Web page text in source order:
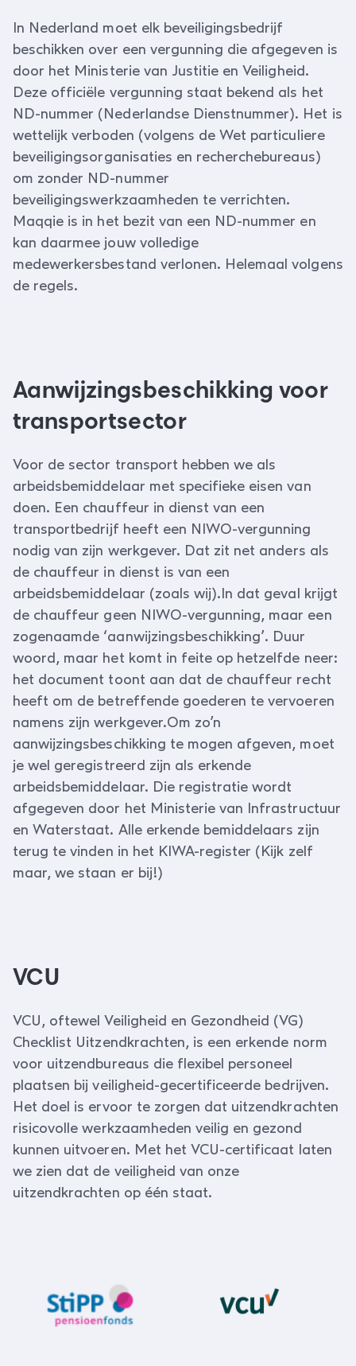
In Nederland moet elk beveiligingsbedrijf
beschikken over een vergunning die afgegeven is
door het Ministerie van Justitie en Veiligheid.
Deze officiële vergunning staat bekend als het
ND-nummer (Nederlandse Dienstnummer). Het is
wettelijk verboden (volgens de Wet particuliere
beveiligingsorganisaties en recherchebureaus)
om zonder ND-nummer
beveiligingswerkzaamheden te verrichten.
Maqqie is in het bezit van een ND-nummer en
kan daarmee jouw volledige
medewerkersbestand verlonen. Helemaal volgens
de regels.
Aanwijzingsbeschikking voor
transportsector
Voor de sector transport hebben we als
arbeidsbemiddelaar met specifieke eisen van
doen. Een chauffeur in dienst van een
transportbedrijf heeft een NIWO-vergunning
nodig van zijn werkgever. Dat zit net anders als
de chauffeur in dienst is van een
arbeidsbemiddelaar (zoals wij).In dat geval krijgt
de chauffeur geen NIWO-vergunning, maar een
zogenaamde ‘aanwijzingsbeschikking’. Duur
woord, maar het komt in feite op hetzelfde neer:
het document toont aan dat de chauffeur recht
heeft om de betreffende goederen te vervoeren
namens zijn werkgever.Om zo’n
aanwijzingsbeschikking te mogen afgeven, moet
je wel geregistreerd zijn als erkende
arbeidsbemiddelaar. Die registratie wordt
afgegeven door het Ministerie van Infrastructuur
en Waterstaat. Alle erkende bemiddelaars zijn
terug te vinden in het KIWA-register (Kijk zelf
maar, we staan er bij!)
VCU
VCU, oftewel Veiligheid en Gezondheid (VG)
Checklist Uitzendkrachten, is een erkende norm
voor uitzendbureaus die flexibel personeel
plaatsen bij veiligheid-gecertificeerde bedrijven.
Het doel is ervoor te zorgen dat uitzendkrachten
risicovolle werkzaamheden veilig en gezond
kunnen uitvoeren. Met het VCU-certificaat laten
we zien dat de veiligheid van onze
uitzendkrachten op één staat.